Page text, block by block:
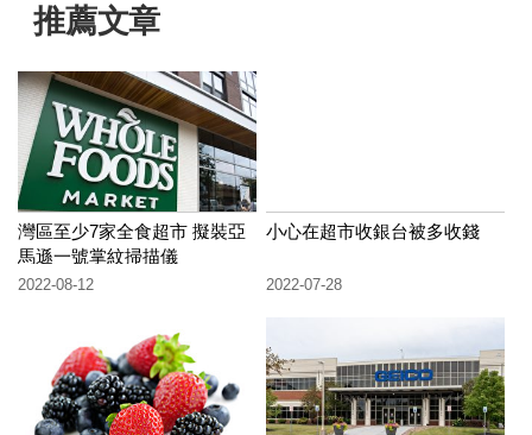
推薦文章
灣區至少7家全食超市 擬裝亞
馬遜一號掌紋掃描儀
2022-08-12
小心在超市收銀台被多收錢
2022-07-28